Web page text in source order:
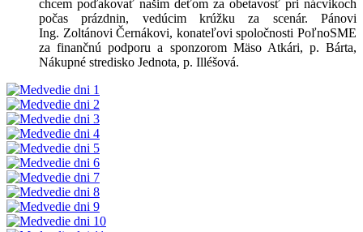
chcem poďakovať našim deťom za obetavosť pri nácvikoch
počas prázdnin, vedúcim krúžku za scenár. Pánovi
Ing. Zoltánovi Černákovi, konateľovi spoločnosti PoľnoSME
za finančnú podporu a sponzorom Mäso Atkári, p. Bárta,
Nákupné stredisko Jednota, p. Illéšová.